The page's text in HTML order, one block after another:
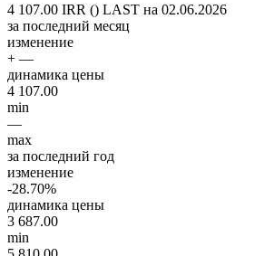
4 107.00 IRR () LAST на 02.06.2026
за последний месяц
изменение
+ —
динамика цены
4 107.00
min
—
max
за последний год
изменение
-28.70%
динамика цены
3 687.00
min